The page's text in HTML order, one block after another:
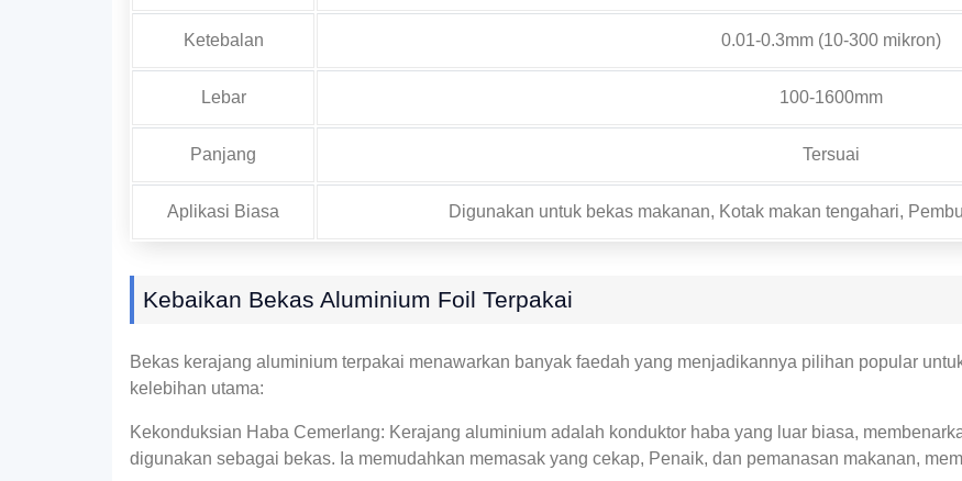
Ketebalan 0.01-0.3mm (10-300 mikron)
Lebar 100-1600mm
Panjang Tersuai
Aplikasi Biasa Digunakan untuk bekas makanan, Kotak makan tengahari,
Kebaikan Bekas Aluminium Foil Terpakai
Bekas kerajang aluminium terpakai menawarkan banyak faedah yang menjadikannya pilihan popular
kelebihan utama:
Kekonduksian Haba Cemerlang: Kerajang aluminium adalah konduktor haba yang luar biasa,
digunakan sebagai bekas. Ia memudahkan memasak yang cekap, Penaik, dan pemanasan makanan,